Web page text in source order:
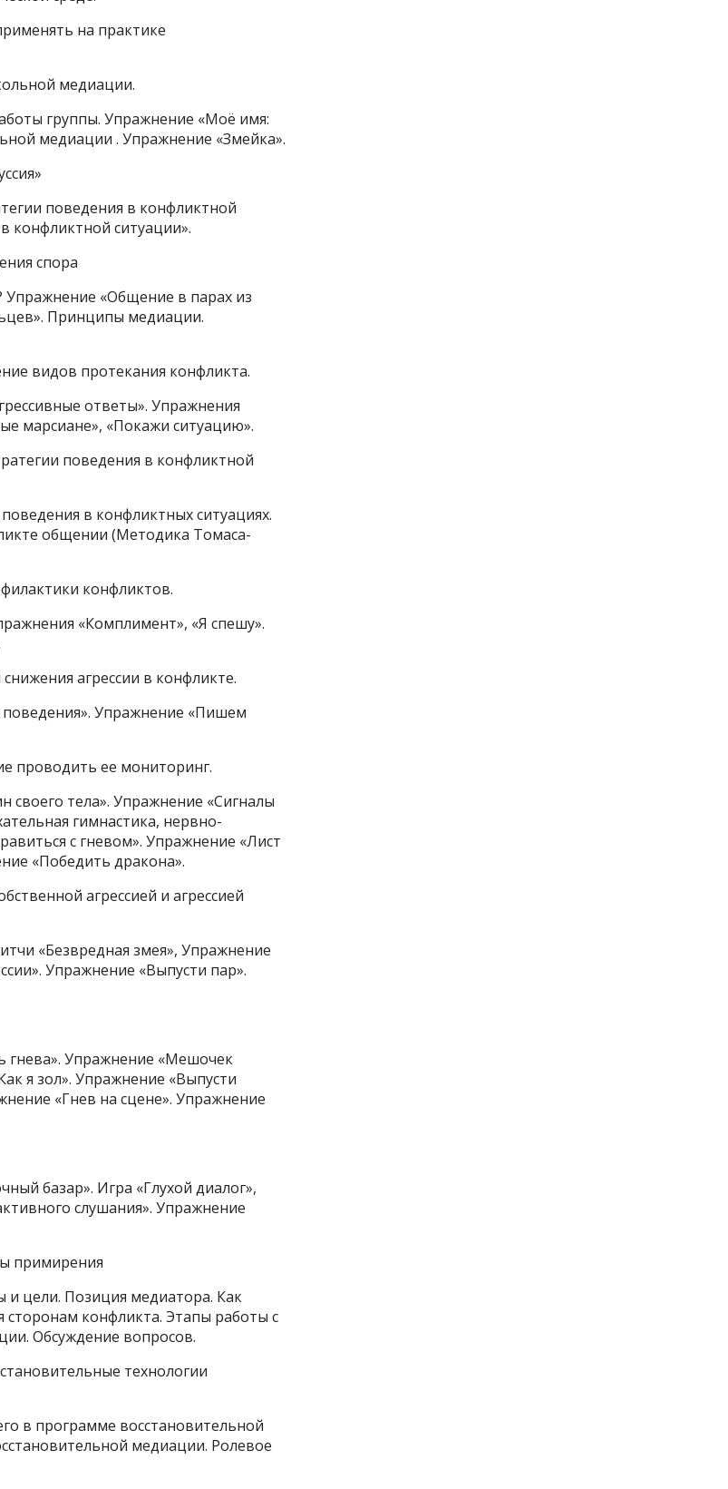
на практике
медиации.
группы. Упражнение «Моё имя:
медиации . Упражнение «Змейка».
поведения в конфликтной
конфликтной ситуации».
спора
Упражнение «Общение в парах из
Принципы медиации.
видов протекания конфликта.
ответы». Упражнения
марсиане», «Покажи ситуацию».
поведения в конфликтной
в конфликтных ситуациях.
общении (Методика Томаса-
конфликтов.
«Комплимент», «Я спешу».
агрессии в конфликте.
поведения». Упражнение «Пишем
проводить ее мониторинг.
тела». Упражнение «Сигналы
гимнастика, нервно-
с гневом». Упражнение «Лист
«Победить дракона».
агрессией и агрессией
«Безвредная змея», Упражнение
Упражнение «Выпусти пар».
гнева». Упражнение «Мешочек
я зол». Упражнение «Выпусти
«Гнев на сцене». Упражнение
базар». Игра «Глухой диалог»,
слушания». Упражнение
примирения
и цели. Позиция медиатора. Как
конфликта. Этапы работы с
Обсуждение вопросов.
технологии
в программе восстановительной
медиации. Ролевое